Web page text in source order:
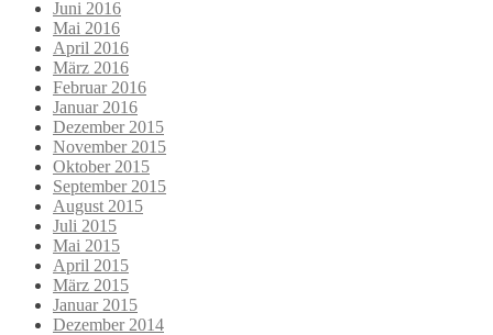
Juni 2016
Mai 2016
April 2016
März 2016
Februar 2016
Januar 2016
Dezember 2015
November 2015
Oktober 2015
September 2015
August 2015
Juli 2015
Mai 2015
April 2015
März 2015
Januar 2015
Dezember 2014